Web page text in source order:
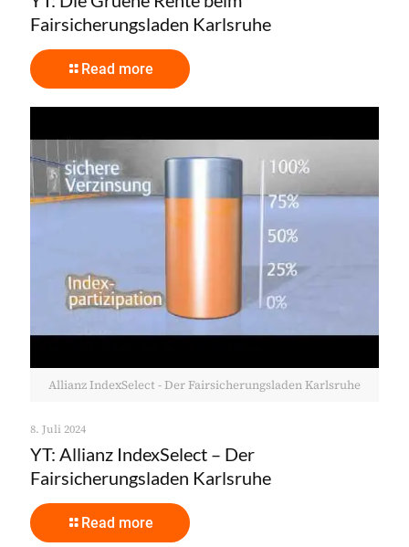
Fairsicherungsladen Karlsruhe
Read more
Allianz IndexSelect - Der Fairsicherungsladen Karlsruhe
8. Juli 2024
YT: Allianz IndexSelect – Der
Fairsicherungsladen Karlsruhe
Read more